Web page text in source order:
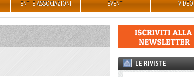
ENTI E ASSOCIAZIONI EVENTI VIDEO
LE RIVISTE